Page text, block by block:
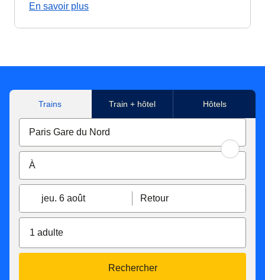
En savoir plus
Trains Train + hôtel Hôtels
jeu. 6 août Retour
1 adulte
Rechercher